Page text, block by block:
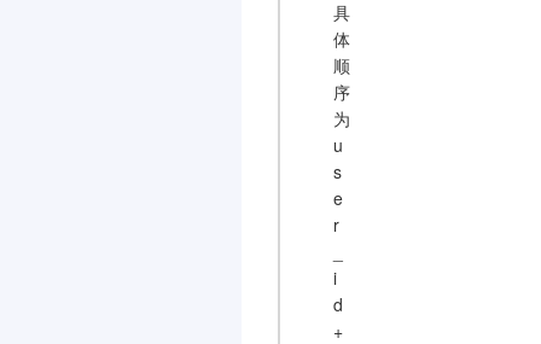
具
体
顺
序
为
u
s
e
r
i
d
+